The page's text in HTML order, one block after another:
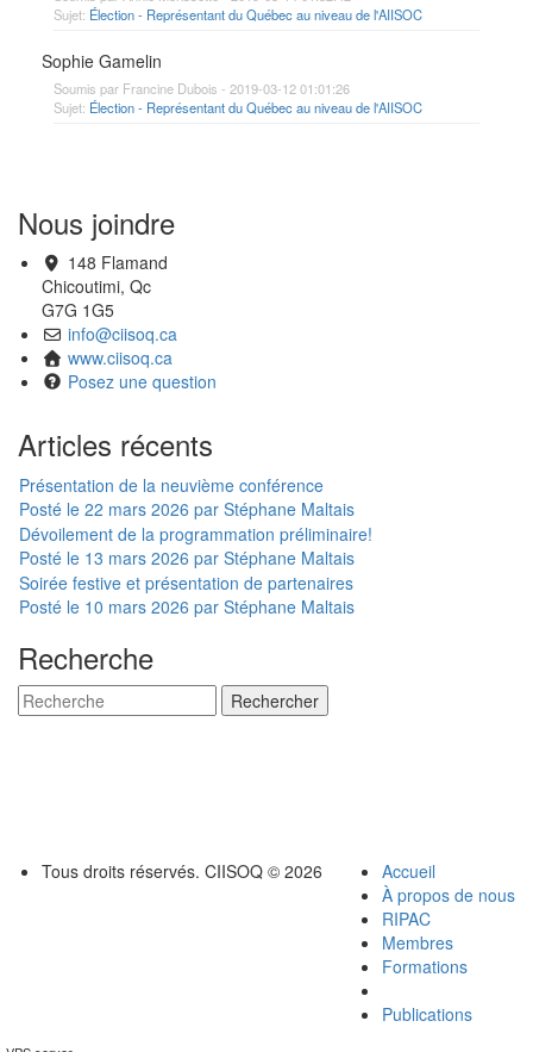
Sujet: Élection - Représentant du Québec au niveau de l'AIISOC
Sophie Gamelin
Soumis par Francine Dubois - 2019-03-12 01:01:26
Sujet: Élection - Représentant du Québec au niveau de l'AIISOC
Nous joindre
148 Flamand
Chicoutimi, Qc
G7G 1G5
info@ciisoq.ca
www.ciisoq.ca
Posez une question
Articles récents
Présentation de la neuvième conférence
Posté le 22 mars 2026 par Stéphane Maltais
Dévoilement de la programmation préliminaire!
Posté le 13 mars 2026 par Stéphane Maltais
Soirée festive et présentation de partenaires
Posté le 10 mars 2026 par Stéphane Maltais
Recherche
Tous droits réservés. CIISOQ © 2026
Accueil
À propos de nous
RIPAC
Membres
Formations
Publications